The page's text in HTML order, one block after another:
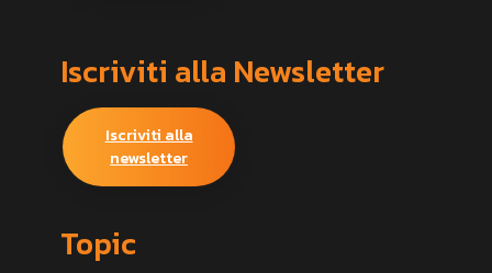
Iscriviti alla Newsletter
Iscriviti alla
newsletter
Topic